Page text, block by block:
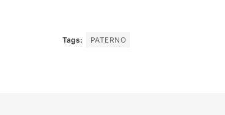
Tags: PATERNO